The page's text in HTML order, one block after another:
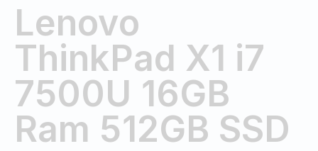
Lenovo
ThinkPad X1 i7
7500U 16GB
Ram 512GB SSD